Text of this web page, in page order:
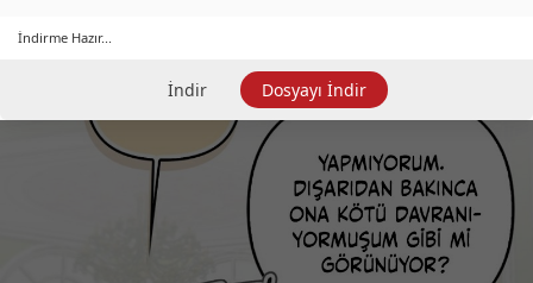
İndirme Hazır...
İndir Dosyayı İndir